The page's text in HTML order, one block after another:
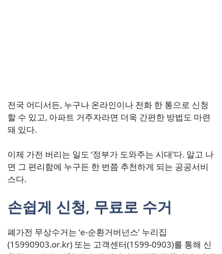
전국 어디서든, 누구나 온라인이나 전화 한 통으로 신청
할 수 있고, 아파트 거주자라면 더욱 간편한 방법도 마련
돼 있다.
이제 가전 버리는 일도 ‘정부가 도와주는 시대’다. 알고 나
면 그 편리함에 누구든 한 번쯤 추천하게 되는 공공서비
스다.
손쉽게 신청, 무료로 수거
폐가전 무상수거는 ‘e-순환거버넌스’ 누리집
(15990903.or.kr) 또는 고객센터(1599-0903)를 통해 신